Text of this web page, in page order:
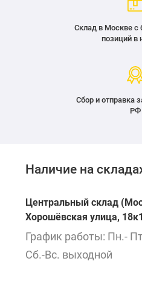
Склад в Москве с
позиций в
Сбор и отправка
РФ
Наличие на
Центральный склад
Хорошёвская улица,
График работы: Пн.-
Сб.-Вс. выходной